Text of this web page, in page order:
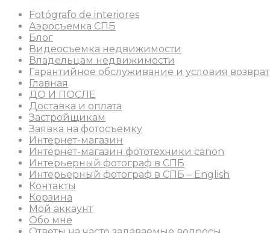
Fotógrafo de interiores
Аэросъемка СПБ
Блог
Видеосъемка недвижимости
Владельцам недвижимости
Гарантийное обслуживание и условия
Главная
ДО И ПОСЛЕ
Доставка и оплата
Застройщикам
Заявка на фотосъемку
Интернет-магазин
Интернет-магазин фототехники canon
Интерьерный фотограф в СПБ
Интерьерный фотограф в СПБ – English
Контакты
Корзина
Мой аккаунт
Обо мне